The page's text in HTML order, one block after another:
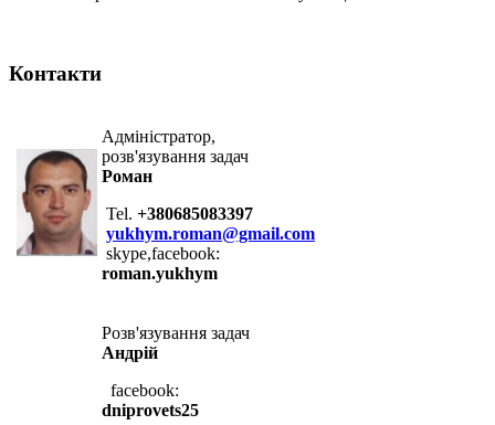
Контакти
Адміністратор,
розв'язування задач
Роман
Tel. +380685083397
yukhym.roman@gmail.com
skype,facebook:
roman.yukhym
Розв'язування задач
Андрій
facebook:
dniprovets25